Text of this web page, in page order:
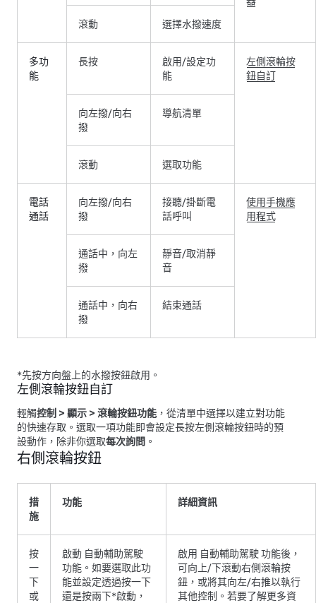
滾動 選擇水撥速度
多功
能
長按
啟用/設定功
能
左側滾輪按
鈕自訂
向左撥/向右
撥
導航清單
滾動 選取功能
電話
通話
向左撥/向右
撥
接聽/掛斷電
話呼叫
使用手機應
用程式
通話中，向左
撥
靜音/取消靜
音
通話中，向右
撥
結束通話
*先按方向盤上的水撥按鈕啟用。
左側滾輪按鈕自訂
輕觸控制 > 顯示 > 滾輪按鈕功能 ，從清單中選擇以建立對功能
的快速存取。選取一項功能即會設定長按左側滾輪按鈕時的預
設動作，除非你選取每次詢問 。
右側滾輪按鈕
措
施
功能 詳細資訊
按
一
下
或
啟動 自動輔助駕駛
功能。如要選取此功
能並設定透過按一下
還是按兩下*啟動，
啟用 自動輔助駕駛功能後，
可向上/下滾動右側滾輪按
鈕，或將其向左/右推以執行
其他控制。若要了解更多資